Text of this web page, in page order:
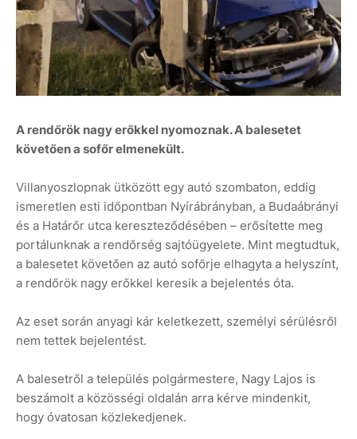
A rendőrök nagy erőkkel nyomoznak. A balesetet
követően a sofőr elmenekült.
Villanyoszlopnak ütközött egy autó szombaton, eddig
ismeretlen esti időpontban Nyírábrányban, a Budaábrányi
és a Határőr utca kereszteződésében – erősítette meg
portálunknak a rendőrség sajtóügyelete. Mint megtudtuk,
a balesetet követően az autó sofőrje elhagyta a helyszínt,
a rendőrök nagy erőkkel keresik a bejelentés óta.
Az eset során anyagi kár keletkezett, személyi sérülésről
nem tettek bejelentést.
A balesetről a település polgármestere, Nagy Lajos is
beszámolt a közösségi oldalán arra kérve mindenkit,
hogy óvatosan közlekedjenek.